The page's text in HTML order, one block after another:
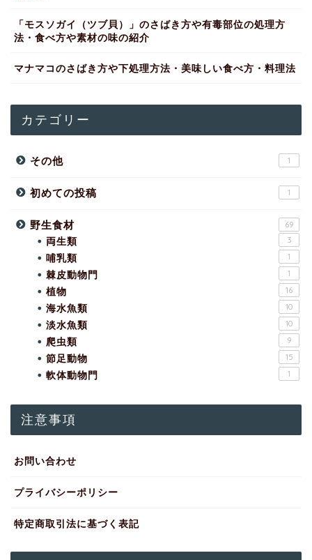
「モスソガイ（ツブ貝）」のさばき方や有毒部位の処理方
法・食べ方や素材の味の紹介
マナマコのさばき方や下処理方法・美味しい食べ方・料理法
カテゴリー
その他 1
初めての投稿 1
野生食材 69
両生類 3
哺乳類 1
棘皮動物門 1
植物 16
海水魚類 10
淡水魚類 10
爬虫類 9
節足動物 15
軟体動物門 1
注意事項
お問い合わせ
プライバシーポリシー
特定商取引法に基づく表記